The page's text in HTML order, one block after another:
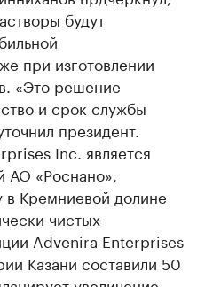
будут
при изготовлении
«Это решение
и срок службы
президент.
Inc. является
АО «Роснано»,
в Кремниевой долине
чистых
Advenira Enterprises
Казани составили 50